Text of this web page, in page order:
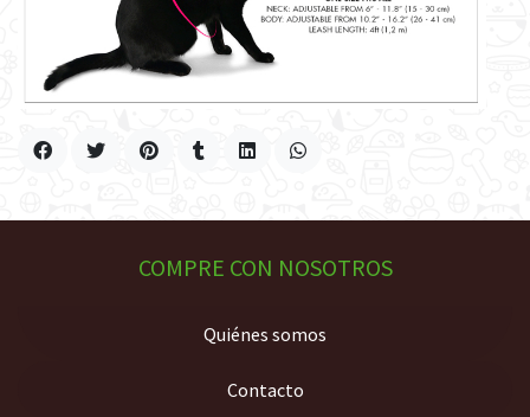
COMPRE CON NOSOTROS
Quiénes somos
Contacto